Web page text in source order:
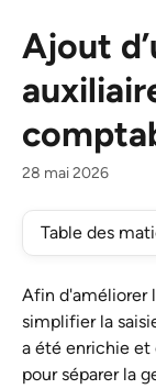
Ajout
28 mai 2026
Table des
Afin d'améliorer
simplifier la
a été enrichie et
pour séparer la